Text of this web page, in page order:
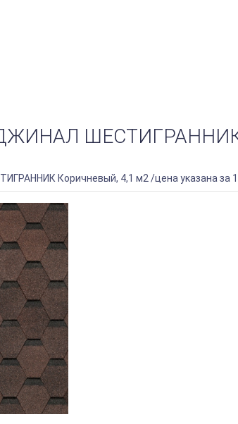
Коричневый, 4,1 м2 /цена указана за